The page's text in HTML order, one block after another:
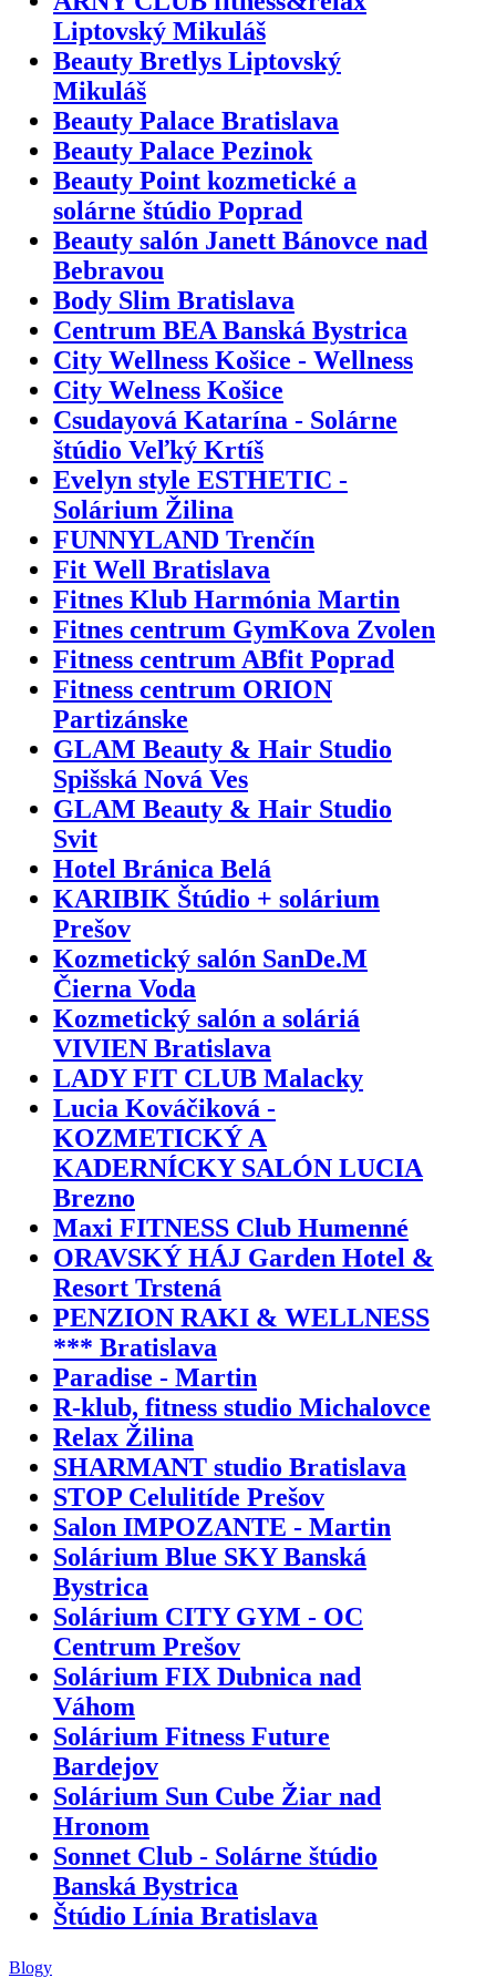
Liptovský Mikuláš
Beauty Bretlys Liptovský
Mikuláš
Beauty Palace Bratislava
Beauty Palace Pezinok
Beauty Point kozmetické a
solárne štúdio Poprad
Beauty salón Janett Bánovce nad
Bebravou
Body Slim Bratislava
Centrum BEA Banská Bystrica
City Wellness Košice - Wellness
City Welness Košice
Csudayová Katarína - Solárne
štúdio Veľký Krtíš
Evelyn style ESTHETIC -
Solárium Žilina
FUNNYLAND Trenčín
Fit Well Bratislava
Fitnes Klub Harmónia Martin
Fitnes centrum GymKova Zvolen
Fitness centrum ABfit Poprad
Fitness centrum ORION
Partizánske
GLAM Beauty & Hair Studio
Spišská Nová Ves
GLAM Beauty & Hair Studio
Svit
Hotel Bránica Belá
KARIBIK Štúdio + solárium
Prešov
Kozmetický salón SanDe.M
Čierna Voda
Kozmetický salón a soláriá
VIVIEN Bratislava
LADY FIT CLUB Malacky
Lucia Kováčiková -
KOZMETICKÝ A
KADERNÍCKY SALÓN LUCIA
Brezno
Maxi FITNESS Club Humenné
ORAVSKÝ HÁJ Garden Hotel &
Resort Trstená
PENZION RAKI & WELLNESS
*** Bratislava
Paradise - Martin
R-klub, fitness studio Michalovce
Relax Žilina
SHARMANT studio Bratislava
STOP Celulitíde Prešov
Salon IMPOZANTE - Martin
Solárium Blue SKY Banská
Bystrica
Solárium CITY GYM - OC
Centrum Prešov
Solárium FIX Dubnica nad
Váhom
Solárium Fitness Future
Bardejov
Solárium Sun Cube Žiar nad
Hronom
Sonnet Club - Solárne štúdio
Banská Bystrica
Štúdio Línia Bratislava
Blogy